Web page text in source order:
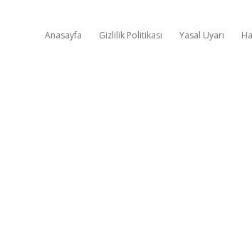
Anasayfa Gizlilik Politikası Yasal Uyarı